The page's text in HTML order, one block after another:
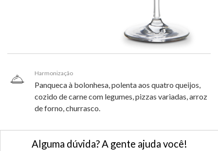
Harmonização
Panqueca à bolonhesa, polenta aos quatro queijos,
cozido de carne com legumes, pizzas variadas, arroz
de forno, churrasco.
Alguma dúvida? A gente ajuda você!